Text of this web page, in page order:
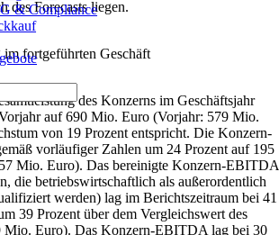
& Compliance
des Forecasts liegen.
fortgeführten Geschäft
des Konzerns im Geschäftsjahr
auf 690 Mio. Euro (Vorjahr: 579 Mio.
von 19 Prozent entspricht. Die Konzern-
vorläufiger Zahlen um 24 Prozent auf 195
Mio. Euro). Das bereinigte Konzern-EBITDA
die betriebswirtschaftlich als außerordentlich
werden) lag im Berichtszeitraum bei 41
39 Prozent über dem Vergleichswert des
Mio. Euro). Das Konzern-EBITDA lag bei 30